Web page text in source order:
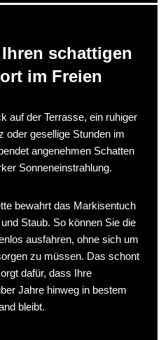
schattigen
im Freien
auf der Terrasse, ein ruhiger
oder gesellige Stunden im
angenehmen Schatten
Sonneneinstrahlung.
bewahrt das Markisentuch
und Staub. So können Sie die
ausfahren, ohne sich um
zu müssen. Das schont
dafür, dass Ihre
Jahre hinweg in bestem
bleibt.